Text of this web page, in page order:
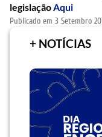
legislação Aqui
Publicado em 3 Setembro
+ NOTÍCIAS